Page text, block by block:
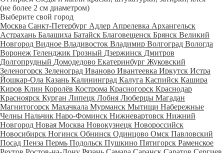
(не более 2 см диаметром)
Выберите свой город
Москва Санкт-Петербург Адлер Апрелевка Архангельск
Астрахань Балашиха Батайск Благовещенск Брянск Великий
Новгород Видное Владивосток Владимир Волгоград Вологда
Воронеж Геленджик Грозный Дзержинск Дмитров
Долгопрудный Домодедово Екатеринбург Жуковский
Зеленогорск Зеленоград Иваново Ивантеевка Иркутск Истра
Йошкар-Ола Казань Калининград Калуга Каспийск Кашира
Киров Клин Королёв Кострома Красногорск Краснодар
Красноярск Курган Липецк Лобня Люберцы Магадан
Магнитогорск Махачкала Мурманск Мытищи Набережные
Челны Нальчик Наро-Фоминск Нижневартовск Нижний
Новгород Новая Москва Новокузнецк Новороссийск
Новосибирск Ногинск Обнинск Одинцово Омск Павловский
Посад Пенза Пермь Подольск Пушкино Пятигорск Раменское